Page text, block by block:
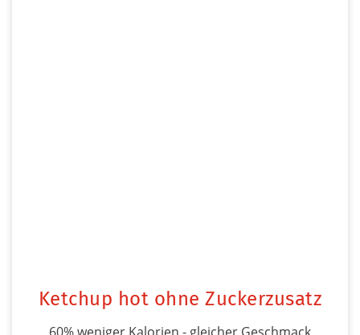
Ketchup hot ohne Zuckerzusatz